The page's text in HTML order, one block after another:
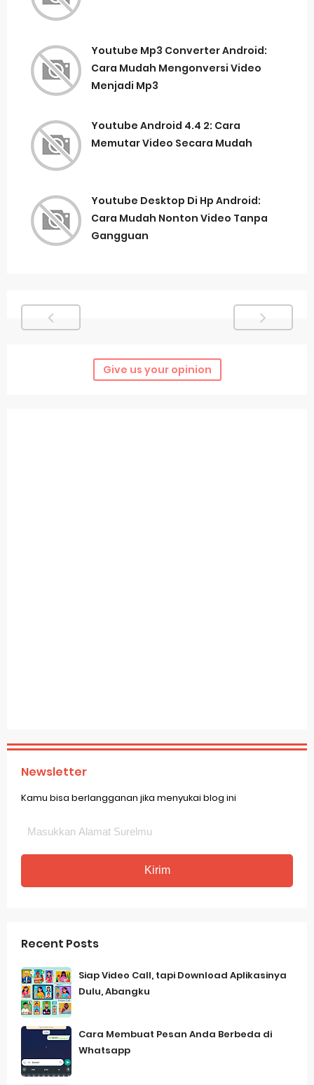
Youtube Mp3 Converter Android:
Cara Mudah Mengonversi Video
Menjadi Mp3
Youtube Android 4.4 2: Cara
Memutar Video Secara Mudah
Youtube Desktop Di Hp Android:
Cara Mudah Nonton Video Tanpa
Gangguan
Give us your opinion
Newsletter
Kamu bisa berlangganan jika menyukai blog ini
Recent Posts
Siap Video Call, tapi Download Aplikasinya
Dulu, Abangku
Cara Membuat Pesan Anda Berbeda di
Whatsapp